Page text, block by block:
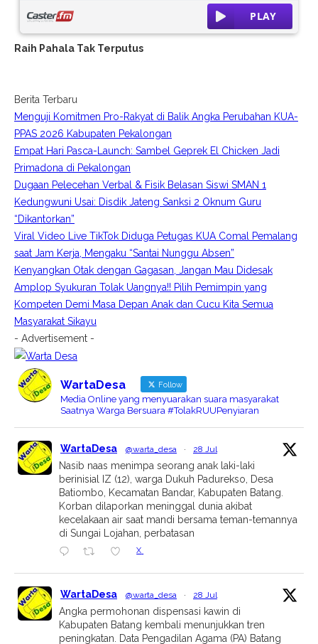
Raih Pahala Tak Terputus
Berita Terbaru
Menguji Komitmen Pro-Rakyat di Balik Angka Perubahan KUA-
PPAS 2026 Kabupaten Pekalongan
Empat Hari Pasca-Launch: Sambel Geprek El Chicken Jadi
Primadona di Pekalongan
Dugaan Pelecehan Verbal & Fisik Belasan Siswi SMAN 1
Kedungwuni Usai: Disdik Jateng Sanksi 2 Oknum Guru
“Dikantorkan”
Viral Video Live TikTok Diduga Petugas KUA Comal Pemalang
saat Jam Kerja, Mengaku “Santai Nunggu Absen”
Kenyangkan Otak dengan Gagasan, Jangan Mau Didesak
Amplop Syukuran Tolak Uangnya!! Pilih Pemimpin yang
Kompeten Demi Masa Depan Anak dan Cucu Kita Semua
Masyarakat Sikayu
- Advertisement -
WartaDesa Follow
Media Online yang menyuarakan suara masyarakat
Saatnya Warga Bersuara #TolakRUUPenyiaran
WartaDesa @warta_desa · 28 Jul
Nasib naas menimpa seorang anak laki-laki
berinisial IZ (12), warga Dukuh Padurekso, Desa
Batiombo, Kecamatan Bandar, Kabupaten Batang.
Korban dilaporkan meninggal dunia akibat
kecelakaan air saat mandi bersama teman-temannya
di Sungai Lojahan, perbatasan
X
WartaDesa @warta_desa · 28 Jul
Angka permohonan dispensasi kawin di
Kabupaten Batang kembali menunjukkan tren
peningkatan. Data Pengadilan Agama (PA) Batang